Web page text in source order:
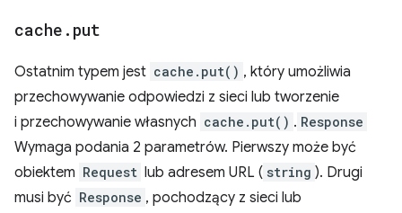
cache . put
Ostatnim typem jest cache.put() , który umożliwia
przechowywanie odpowiedzi z sieci lub tworzenie
i przechowywanie własnych cache.put() . Response
Wymaga podania 2 parametrów. Pierwszy może być
obiektem Request lub adresem URL ( string ). Drugi
musi być Response , pochodzący z sieci lub